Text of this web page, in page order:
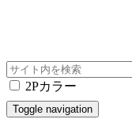
2Pカラー
Toggle navigation